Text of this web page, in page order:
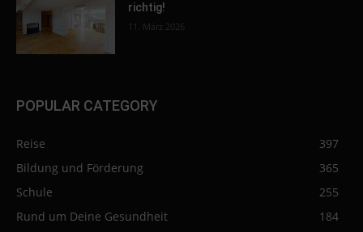
richtig!
11. März 2026
POPULAR CATEGORY
Reise
397
Bildung und Förderung
365
Schule
255
Rund um Deine Gesundheit
184